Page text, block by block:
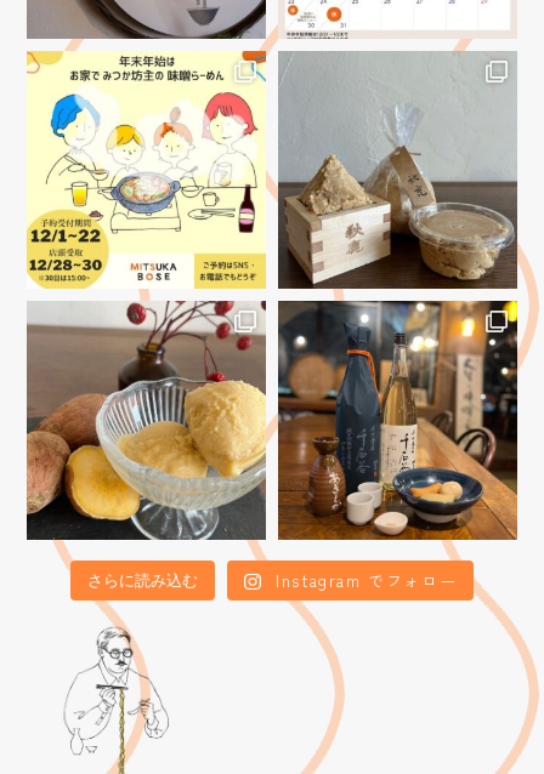
さらに読み込む Instagram でフォロー